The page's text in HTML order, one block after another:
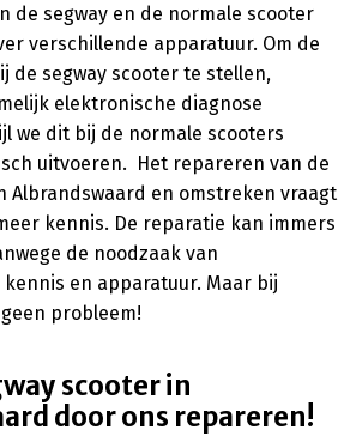
de segway en de normale scooter
verschillende apparatuur. Om de
de segway scooter te stellen,
elektronische diagnose
we dit bij de normale scooters
uitvoeren. Het repareren van de
Albrandswaard en omstreken vraagt
kennis. De reparatie kan immers
de noodzaak van
en apparatuur. Maar bij
probleem!
scooter in
door ons repareren!